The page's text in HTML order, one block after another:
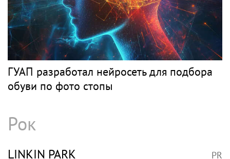
ГУАП разработал нейросеть для подбора
обуви по фото стопы
Рок
LINKIN PARK PR